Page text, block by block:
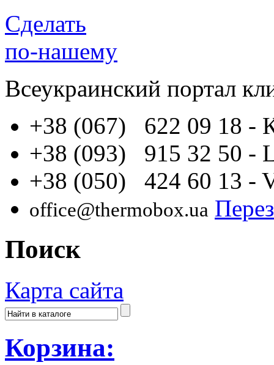
Сделать
по-нашему
Всеукраинский портал
+38 (067) 622 09 18 -
+38 (093) 915 32 50 -
+38 (050) 424 60 13 -
office@thermobox.ua
Поиск
Карта сайта
Корзина: